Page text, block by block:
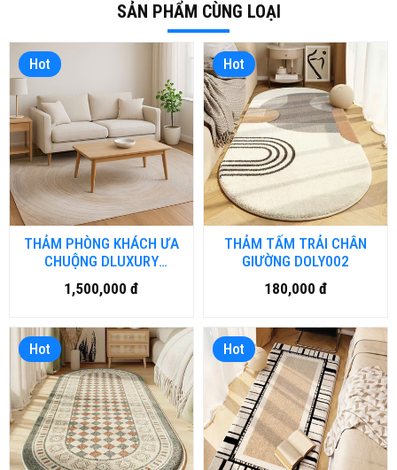
SẢN PHẨM CÙNG LOẠI
Hot
THẢM PHÒNG KHÁCH ƯA
CHUỘNG DLUXURY
GALAXY
1,500,000 đ
Hot
THẢM TẤM TRẢI CHÂN
GIƯỜNG DOLY002
180,000 đ
Hot Hot